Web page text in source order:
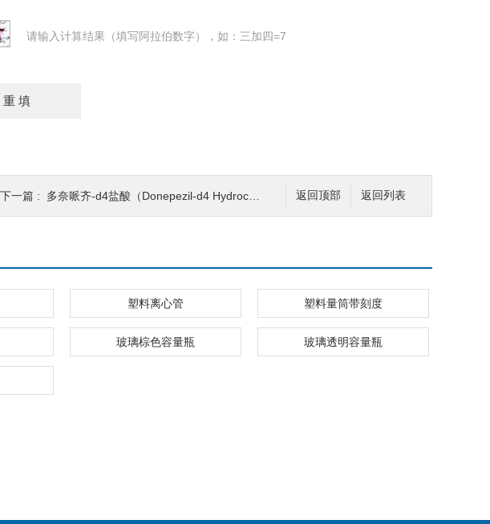
请输入计算结果（填写阿拉伯数字），如：三加四=7
返回列表
返回顶部
下一篇 : 多奈哌齐-d4盐酸（Donepezil-d4 Hydrochloride）
塑料离心管 塑料量筒带刻度
玻璃棕色容量瓶 玻璃透明容量瓶